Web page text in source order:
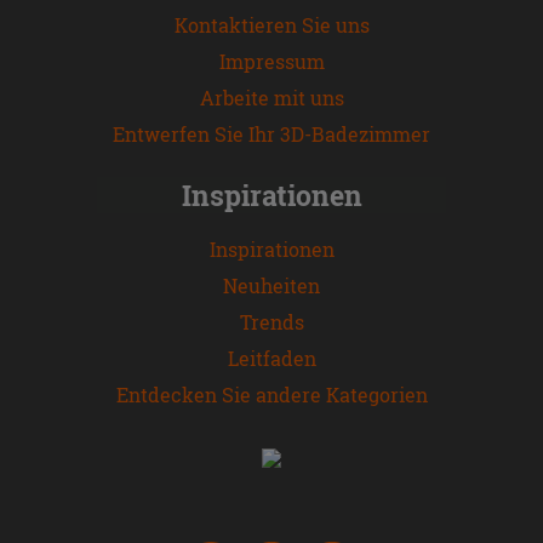
Kontaktieren Sie uns
Impressum
Arbeite mit uns
Entwerfen Sie Ihr 3D-Badezimmer
Inspirationen
Inspirationen
Neuheiten
Trends
Leitfaden
Entdecken Sie andere Kategorien